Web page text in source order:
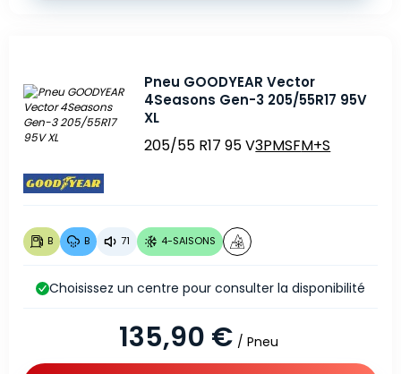
Pneu GOODYEAR Vector
4Seasons Gen-3 205/55R17 95V
XL
205/55 R17 95 V3PMSFM+S
B B 71 4-SAISONS
135,90 € / Pneu
Choisissez un centre pour consulter la disponibilité